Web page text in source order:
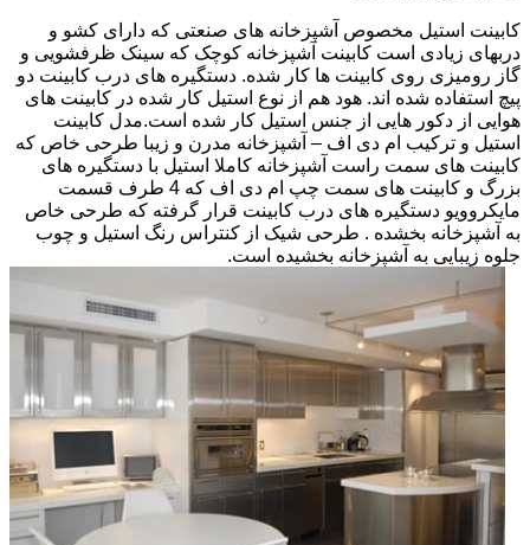
کابینت استیل مخصوص آشپزخانه های صنعتی که دارای کشو و
دربهای زیادی است کابینت آشپزخانه کوچک که سینک ظرفشویی و
گاز رومیزی روی کابینت ها کار شده. دستگیره های درب کابینت دو
پیچ استفاده شده اند. هود هم از نوع استیل کار شده در کابینت های
هوایی از دکور هایی از جنس استیل کار شده است.مدل کابینت
استیل و ترکیب ام دی اف – آشپزخانه مدرن و زیبا طرحی خاص که
کابینت های سمت راست آشپزخانه کاملا استیل با دستگیره های
بزرگ و کابینت های سمت چپ ام دی اف که 4 طرف قسمت
مایکروویو دستگیره های درب کابینت قرار گرفته که طرحی خاص
به آشپزخانه بخشده . طرحی شیک از کنتراس رنگ استیل و چوب
جلوه زیبایی به آشپزخانه بخشیده است.